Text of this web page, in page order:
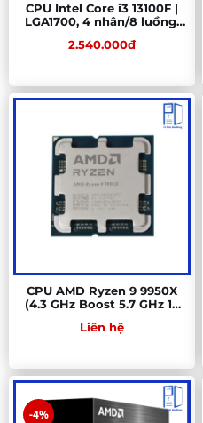
CPU Intel Core i3 13100F |
LGA1700, 4 nhân/8 luồng,
2.540.000đ
CPU AMD Ryzen 9 9950X
(4.3 GHz Boost 5.7 GHz 16
Cache) - Tray Chính hãng
Liên hệ
-4%